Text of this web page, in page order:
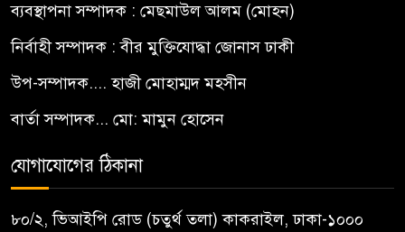
ব্যবস্থাপনা সম্পাদক : মেছমাউল আলম (মোহন)
নির্বাহী সম্পাদক : বীর মুক্তিযোদ্ধা জোনাস ঢাকী
উপ-সম্পাদক.... হাজী মোহাম্মদ মহসীন
বার্তা সম্পাদক... মো: মামুন হোসেন
যোগাযোগের ঠিকানা
৮০/২, ভিআইপি রোড (চতুর্থ তলা) কাকরাইল, ঢাকা-১০০০